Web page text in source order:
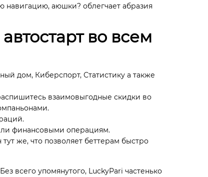
навигацию, аюшки? облегчает абразия
во всем
дом, Киберспорт, Статистику а также
взаимовыгодные скидки во
финансовыми операциям.
же, что позволяет беттерам быстро
всего упомянутого, LuckyPari частенько